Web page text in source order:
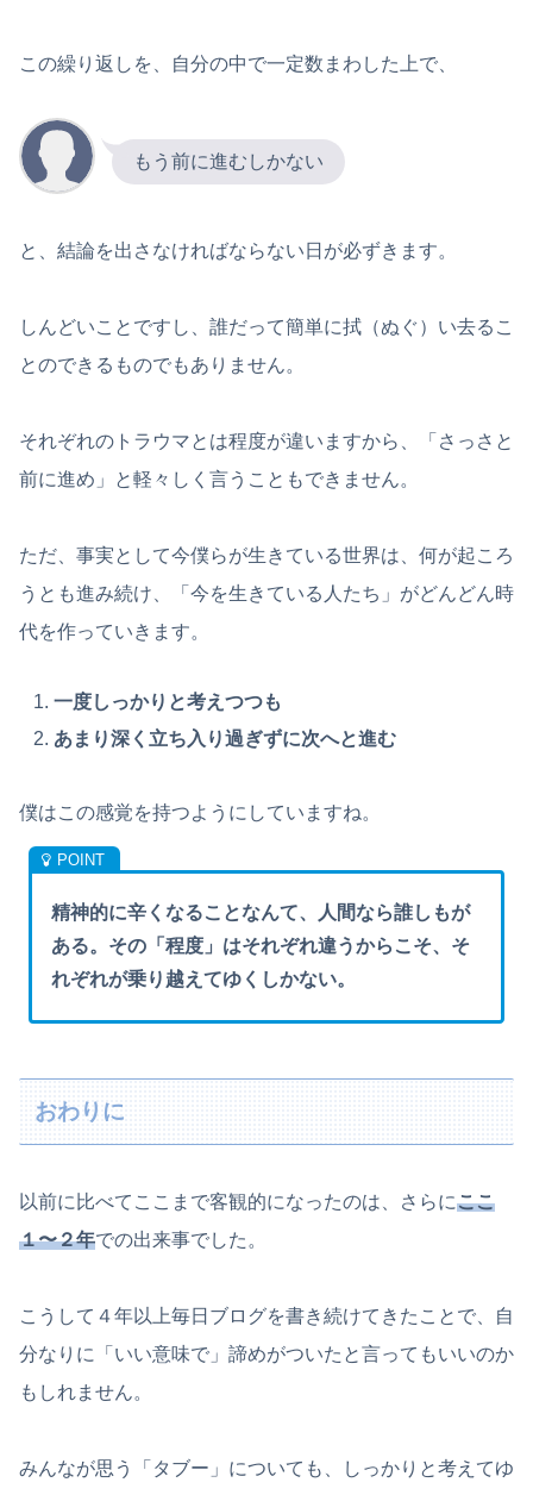
この繰り返しを、自分の中で一定数まわした上で、
もう前に進むしかない
と、結論を出さなければならない日が必ずきます。
しんどいことですし、誰だって簡単に拭（ぬぐ）い去るこ
とのできるものでもありません。
それぞれのトラウマとは程度が違いますから、「さっさと
前に進め」と軽々しく言うこともできません。
ただ、事実として今僕らが生きている世界は、何が起ころ
うとも進み続け、「今を生きている人たち」がどんどん時
代を作っていきます。
一度しっかりと考えつつも
あまり深く立ち入り過ぎずに次へと進む
僕はこの感覚を持つようにしていますね。
精神的に辛くなることなんて、人間なら誰しもが
ある。その「程度」はそれぞれ違うからこそ、そ
れぞれが乗り越えてゆくしかない。
おわりに
以前に比べてここまで客観的になったのは、さらにここ
１〜２年での出来事でした。
こうして４年以上毎日ブログを書き続けてきたことで、自
分なりに「いい意味で」諦めがついたと言ってもいいのか
もしれません。
みんなが思う「タブー」についても、しっかりと考えてゆ